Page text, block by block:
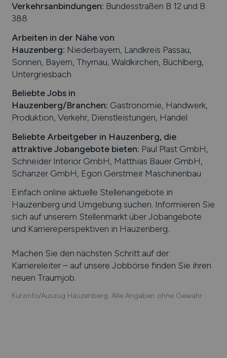
Verkehrsanbindungen: Bundesstraßen B 12 und B
388
Arbeiten in der Nähe von
Hauzenberg: Niederbayern, Landkreis Passau,
Sonnen, Bayern, Thyrnau, Waldkirchen, Büchlberg,
Untergriesbach
Beliebte Jobs in
Hauzenberg/Branchen: Gastronomie, Handwerk,
Produktion, Verkehr, Dienstleistungen, Handel
Beliebte Arbeitgeber in Hauzenberg, die
attraktive Jobangebote bieten: Paul Plast GmbH,
Schneider Interior GmbH, Matthias Bauer GmbH,
Schanzer GmbH, Egon Gerstmeir Maschinenbau
Einfach online aktuelle Stellenangebote in
Hauzenberg und Umgebung suchen. Informieren Sie
sich auf unserem Stellenmarkt über Jobangebote
und Karriereperspektiven in Hauzenberg.
Machen Sie den nächsten Schritt auf der
Karriereleiter – auf unsere Jobbörse finden Sie ihren
neuen Traumjob.
Kurzinfo/Auszug Hauzenberg. Alle Angaben ohne Gewähr.